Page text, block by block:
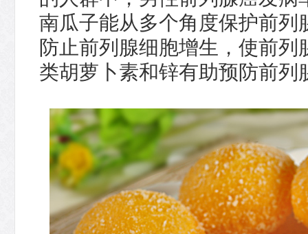
南瓜子能从多个角度保护前列
防止前列腺细胞增生，使前列
类胡萝卜素和锌有助预防前列